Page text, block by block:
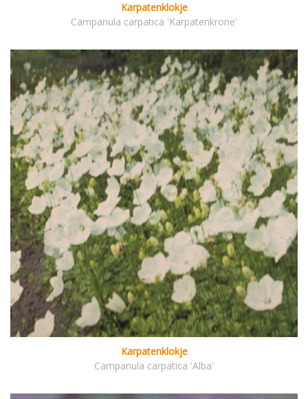
Karpatenklokje
Campanula carpatica 'Karpatenkrone'
Karpatenklokje
Campanula carpatica 'Alba'